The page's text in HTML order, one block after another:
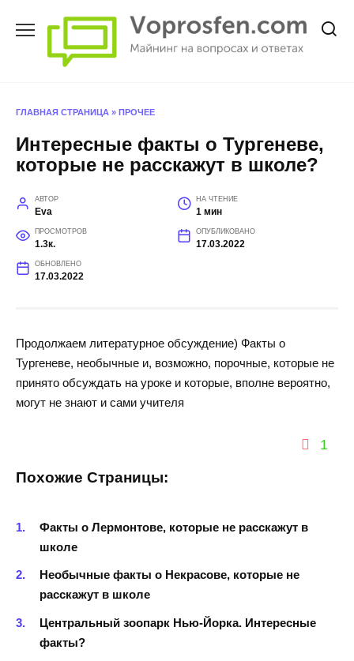
ГЛАВНАЯ СТРАНИЦА » ПРОЧЕЕ
Интересные факты о Тургеневе,
которые не расскажут в школе?
АВТОР
Eva
НА ЧТЕНИЕ
1 мин
ПРОСМОТРОВ
1.3к.
ОПУБЛИКОВАНО
17.03.2022
ОБНОВЛЕНО
17.03.2022
Продолжаем литературное обсуждение) Факты о
Тургеневе, необычные и, возможно, порочные, которые не
принято обсуждать на уроке и которые, вполне вероятно,
могут не знают и сами учителя
1
Похожие Страницы:
Факты о Лермонтове, которые не расскажут в
школе
Необычные факты о Некрасове, которые не
расскажут в школе
Центральный зоопарк Нью-Йорка. Интересные
факты?